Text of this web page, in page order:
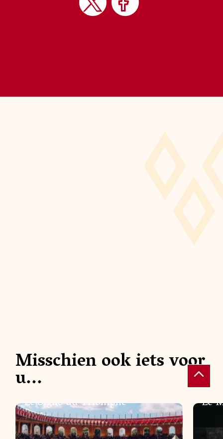
Misschien ook iets voor
u...
VOORSTELLINGEN
Le Signe du Triomphe Le